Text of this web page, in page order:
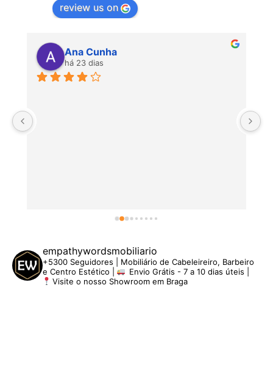
review us on
Ana Cunha
há 23 dias
empathywordsmobiliario
+5300 Seguidores | Mobiliário de Cabeleireiro, Barbeiro
e Centro Estético |
Envio Grátis - 7 a 10 dias úteis |
Visite o nosso Showroom em Braga